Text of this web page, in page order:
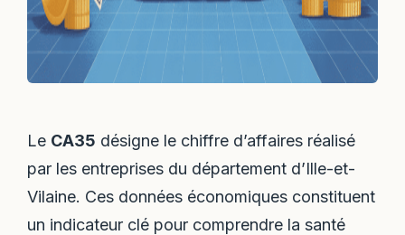
Le CA35 désigne le chiffre d’affaires réalisé
par les entreprises du département d’Ille-et-
Vilaine. Ces données économiques constituent
un indicateur clé pour comprendre la santé